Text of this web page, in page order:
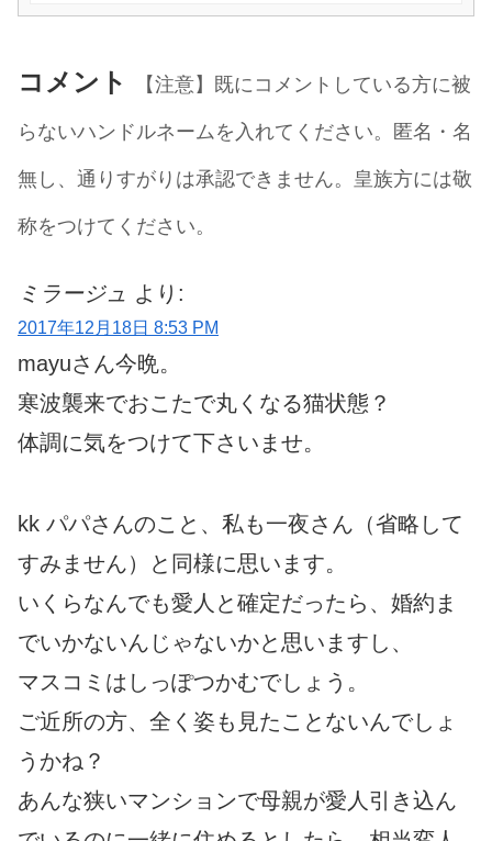
コメント
【注意】既にコメントしている方に被
らないハンドルネームを入れてください。匿名・名
無し、通りすがりは承認できません。皇族方には敬
称をつけてください。
ミラージュ より:
2017年12月18日 8:53 PM
mayuさん今晩。
寒波襲来でおこたで丸くなる猫状態？
体調に気をつけて下さいませ。
kk パパさんのこと、私も一夜さん（省略して
すみません）と同様に思います。
いくらなんでも愛人と確定だったら、婚約ま
でいかないんじゃないかと思いますし、
マスコミはしっぽつかむでしょう。
ご近所の方、全く姿も見たことないんでしょ
うかね？
あんな狭いマンションで母親が愛人引き込ん